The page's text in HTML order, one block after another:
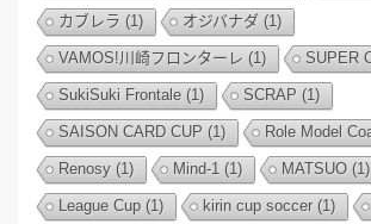
カブレラ (1) オジバナダ (1)
VAMOS!川崎フロンターレ (1) SUPER
SukiSuki Frontale (1) SCRAP (1)
SAISON CARD CUP (1) Role Model
Renosy (1) Mind-1 (1) MATSUO (1)
League Cup (1) kirin cup soccer(1)